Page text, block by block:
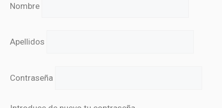
Nombre
Apellidos
Contraseña